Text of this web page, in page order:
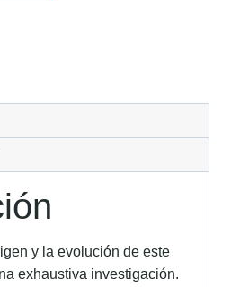
y la evolución de este
exhaustiva investigación.